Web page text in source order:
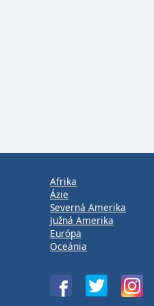
Afrika
Ázie
Severná Amerika
Južná Amerika
Európa
Oceánia